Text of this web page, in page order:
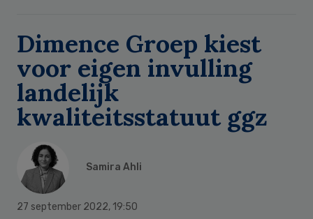
Dimence Groep kiest
voor eigen invulling
landelijk
kwaliteitsstatuut ggz
Samira Ahli
27 september 2022, 19:50